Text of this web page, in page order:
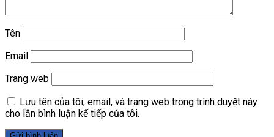
Tên
Email
Trang web
Lưu tên của tôi, email, và trang web trong trình duyệt này
cho lần bình luận kế tiếp của tôi.